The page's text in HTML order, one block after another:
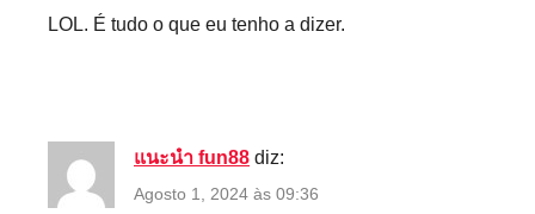
LOL. É tudo o que eu tenho a dizer.
แนะนำ fun88 diz:
Agosto 1, 2024 às 09:36